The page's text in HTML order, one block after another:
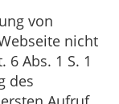
von
nicht
Abs. 1 S. 1
des